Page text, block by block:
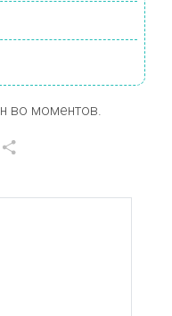
во моментов.
Viber